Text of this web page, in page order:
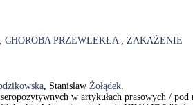
; CHOROBA PRZEWLEKŁA; ZAKAŻENIE
, Stanisław Żołądek.
w artykułach prasowych /